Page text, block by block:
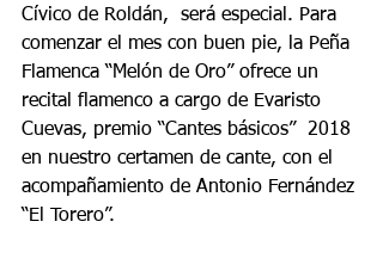
Cívico de Roldán,  será especial. Para
comenzar el mes con buen pie, la Peña
Flamenca “Melón de Oro” ofrece un
recital flamenco a cargo de Evaristo
Cuevas, premio “Cantes básicos”  2018
en nuestro certamen de cante, con el
acompañamiento de Antonio Fernández
“El Torero”.